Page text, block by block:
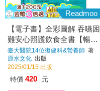
Readmoo
【電子書】全彩圖解 吞嚥困
難安心照護飲食全書【暢銷
增訂版】
臺大醫院14位復健科&營養師 著
原水文化 出版
2025/01/15 出版
特價 420 元